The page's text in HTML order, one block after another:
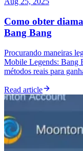
Como obter
Bang Bang
Procurando maneiras
Mobile Legends: Bang
métodos reais para
Read article